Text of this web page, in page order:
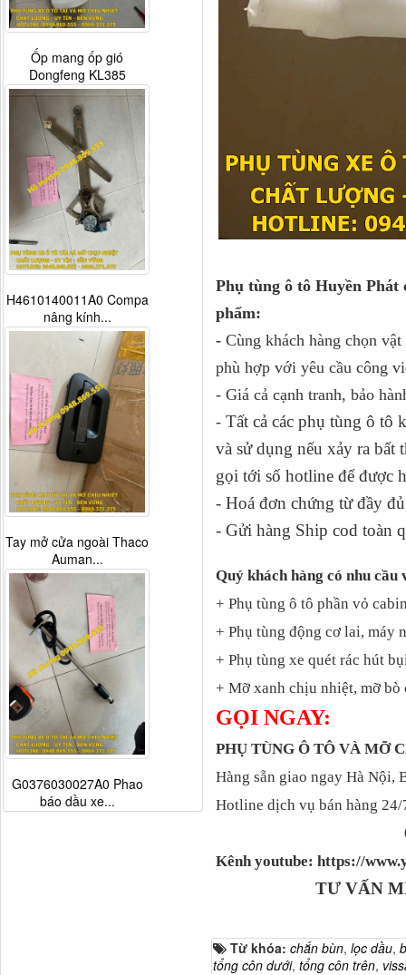
Phụ tùng ô tô Huyền Phát
phẩm:
- Cùng khách hàng chọn
phù hợp với yêu cầu công
- Giá cả cạnh tranh, bảo
- Tất cả các phụ tùng ô tô
và sử dụng nếu xảy ra
gọi tới số hotline để được
- Hoá đơn chứng từ đầy
- Gửi hàng Ship cod toàn
Quý khách hàng có nhu cầu
+ Phụ tùng ô tô phần vỏ
+ Phụ tùng động cơ lai, máy
+ Phụ tùng xe quét rác hút
+ Mỡ xanh chịu nhiệt, mỡ
GỌI NGAY:
PHỤ TÙNG Ô TÔ VÀ MỠ
Hàng sẵn giao ngay Hà Nội,
Hotline dịch vụ bán hàng 24/
Kênh youtube: https://
TƯ VẤN
Từ khóa: chắn bùn, lọc dầu,
tổng côn dưới, tổng côn trên,
Ốp mang ốp gió
Dongfeng KL385
H4610140011A0 Compa
nâng kính...
Tay mở cửa ngoài Thaco
Auman...
G0376030027A0 Phao
báo dầu xe...